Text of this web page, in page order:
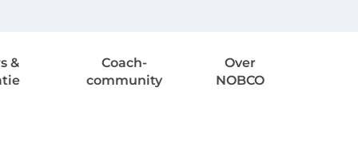
&
Coach-
community
Over
NOBCO